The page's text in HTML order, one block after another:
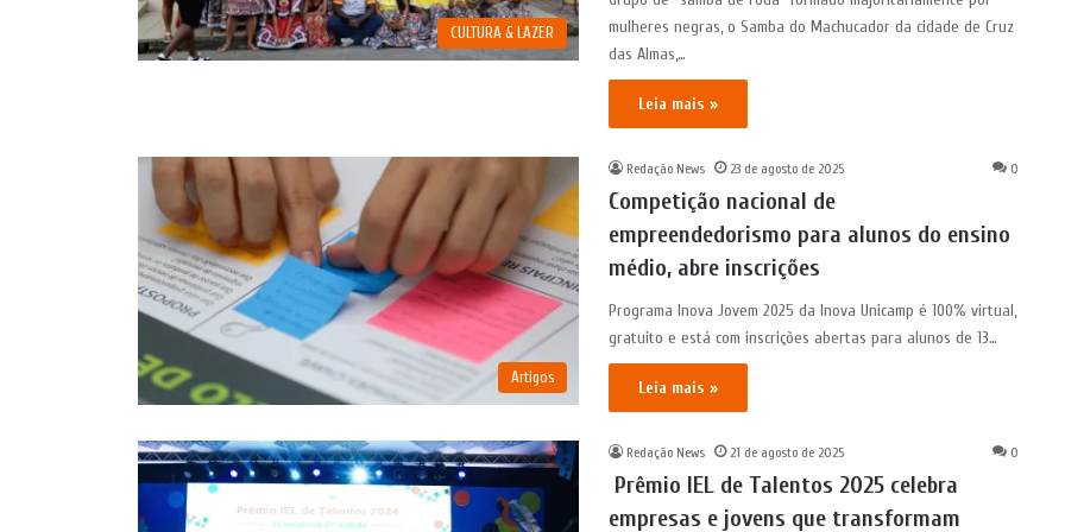
CULTURA & LAZER
mulheres negras, o Samba do Machucador da cidade de Cruz
das Almas,…
Leia mais »
Artigos
Redação News 23 de agosto de 2025 0
Competição nacional de
empreendedorismo para alunos do ensino
médio, abre inscrições
Programa Inova Jovem 2025 da Inova Unicamp é 100% virtual,
gratuito e está com inscrições abertas para alunos de 13…
Leia mais »
Redação News 21 de agosto de 2025 0
Prêmio IEL de Talentos 2025 celebra
empresas e jovens que transformam